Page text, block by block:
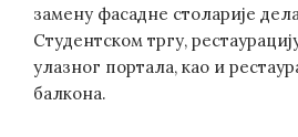
замену фасадне столарије
Студентском тргу,
улазног портала, као и
балкона.